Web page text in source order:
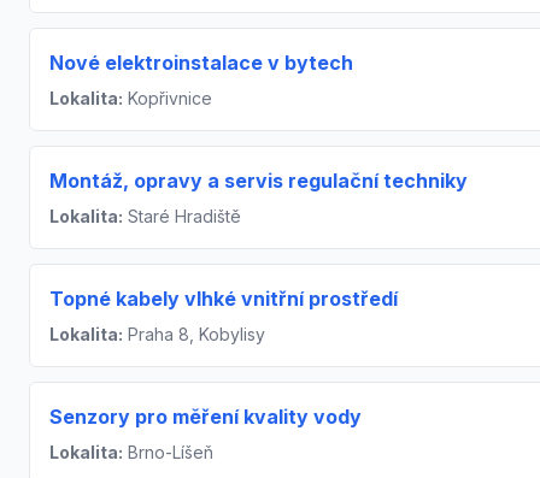
Nové elektroinstalace v bytech
Lokalita: Kopřivnice
Montáž, opravy a servis regulační techniky
Lokalita: Staré Hradiště
Topné kabely vlhké vnitřní prostředí
Lokalita: Praha 8, Kobylisy
Senzory pro měření kvality vody
Lokalita: Brno-Líšeň